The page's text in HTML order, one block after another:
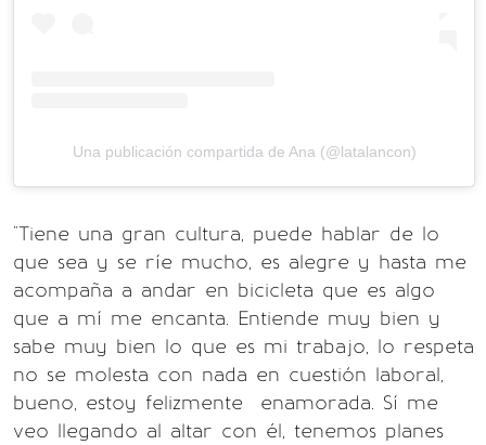
Una publicación compartida de Ana (@latalancon)
"Tiene una gran cultura, puede hablar de lo
que sea y se ríe mucho, es alegre y hasta me
acompaña a andar en bicicleta que es algo
que a mí me encanta. Entiende muy bien y
sabe muy bien lo que es mi trabajo, lo respeta
no se molesta con nada en cuestión laboral,
bueno, estoy felizmente enamorada. Sí me
veo llegando al altar con él, tenemos planes